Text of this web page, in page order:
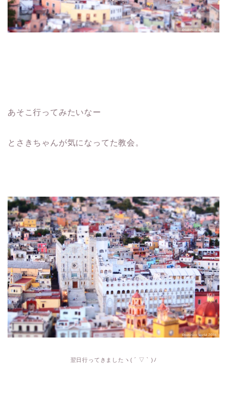
あそこ行ってみたいなー
とさきちゃんが気になってた教会。
翌日行ってきましたヽ( ´ ▽ ` )ﾉ